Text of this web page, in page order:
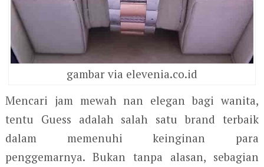
gambar via elevenia.co.id
Mencari jam mewah nan elegan bagi wanita,
tentu Guess adalah salah satu brand terbaik
dalam memenuhi keinginan para
penggemarnya. Bukan tanpa alasan, sebagian